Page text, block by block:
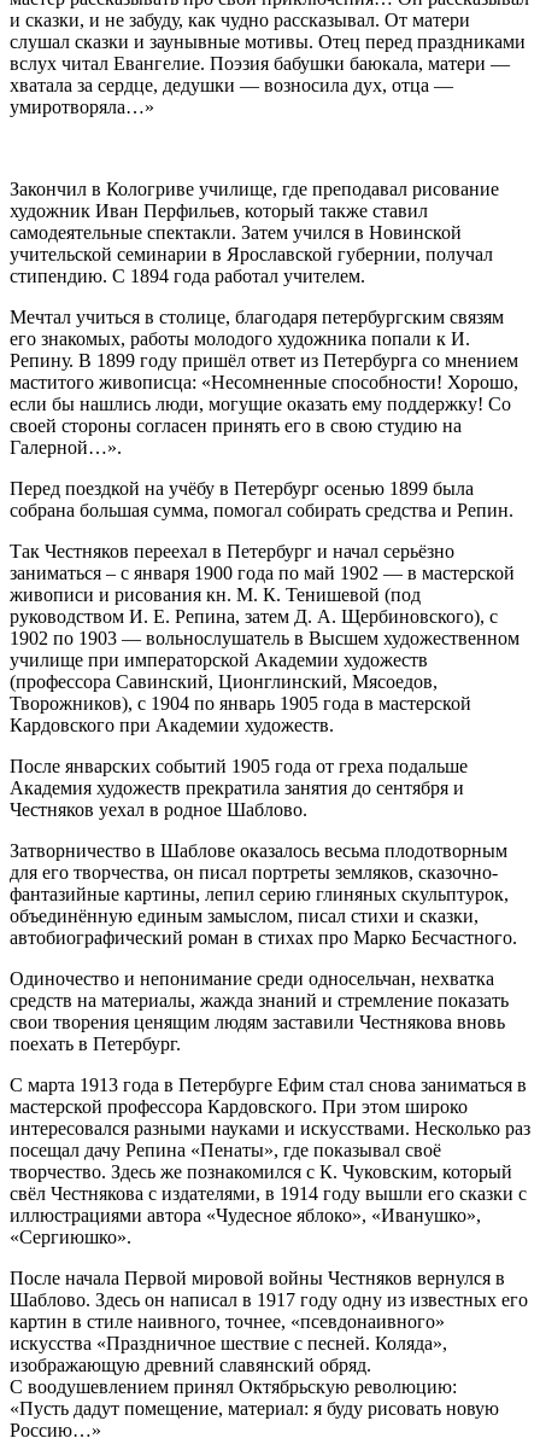
и сказки, и не забуду, как чудно рассказывал. От матери
слушал сказки и заунывные мотивы. Отец перед праздниками
вслух читал Евангелие. Поэзия бабушки баюкала, матери —
хватала за сердце, дедушки — возносила дух, отца —
умиротворяла…»
Закончил в Кологриве училище, где преподавал рисование
художник Иван Перфильев, который также ставил
самодеятельные спектакли. Затем учился в Новинской
учительской семинарии в Ярославской губернии, получал
стипендию. С 1894 года работал учителем.
Мечтал учиться в столице, благодаря петербургским связям
его знакомых, работы молодого художника попали к И.
Репину. В 1899 году пришёл ответ из Петербурга со мнением
маститого живописца: «Несомненные способности! Хорошо,
если бы нашлись люди, могущие оказать ему поддержку! Со
своей стороны согласен принять его в свою студию на
Галерной…».
Перед поездкой на учёбу в Петербург осенью 1899 была
собрана большая сумма, помогал собирать средства и Репин.
Так Честняков переехал в Петербург и начал серьёзно
заниматься – с января 1900 года по май 1902 — в мастерской
живописи и рисования кн. М. К. Тенишевой (под
руководством И. Е. Репина, затем Д. А. Щербиновского), с
1902 по 1903 — вольнослушатель в Высшем художественном
училище при императорской Академии художеств
(профессора Савинский, Ционглинский, Мясоедов,
Творожников), с 1904 по январь 1905 года в мастерской
Кардовского при Академии художеств.
После январских событий 1905 года от греха подальше
Академия художеств прекратила занятия до сентября и
Честняков уехал в родное Шаблово.
Затворничество в Шаблове оказалось весьма плодотворным
для его творчества, он писал портреты земляков, сказочно-
фантазийные картины, лепил серию глиняных скульптурок,
объединённую единым замыслом, писал стихи и сказки,
автобиографический роман в стихах про Марко Бесчастного.
Одиночество и непонимание среди односельчан, нехватка
средств на материалы, жажда знаний и стремление показать
свои творения ценящим людям заставили Честнякова вновь
поехать в Петербург.
С марта 1913 года в Петербурге Ефим стал снова заниматься в
мастерской профессора Кардовского. При этом широко
интересовался разными науками и искусствами. Несколько раз
посещал дачу Репина «Пенаты», где показывал своё
творчество. Здесь же познакомился с К. Чуковским, который
свёл Честнякова с издателями, в 1914 году вышли его сказки с
иллюстрациями автора «Чудесное яблоко», «Иванушко»,
«Сергиюшко».
После начала Первой мировой войны Честняков вернулся в
Шаблово. Здесь он написал в 1917 году одну из известных его
картин в стиле наивного, точнее, «псевдонаивного»
искусства «Праздничное шествие с песней. Коляда»,
изображающую древний славянский обряд.
С воодушевлением принял Октябрьскую революцию:
«Пусть дадут помещение, материал: я буду рисовать новую
Россию…»